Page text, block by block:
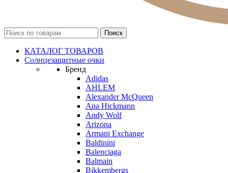
КАТАЛОГ ТОВАРОВ
Солнцезащитные очки
Бренд
Adidas
AHLEM
Alexander McQueen
Ana Hickmann
Andy Wolf
Arizona
Armani Exchange
Baldinini
Balenciaga
Balmain
Bikkembergs